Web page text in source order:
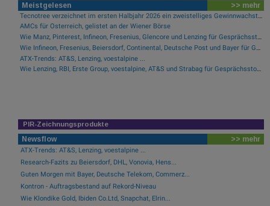
Meistgelesen >> mehr
Tecnotree verzeichnet im ersten Halbjahr 2026 ein zweistelliges Gewinnwachstum und eine beschleunigte Einführungsdynamik
AMCs für Österreich, gelistet an der Wiener Börse
Wie Manz, Pinterest, Infineon, Fresenius, Glencore und Lenzing für Gesprächsstoff sorgten
Wie Infineon, Fresenius, Beiersdorf, Continental, Deutsche Post und Bayer für Gesprächsstoff im DAX sorgten
ATX-Trends: AT&S, Lenzing, voestalpine ...
Wie Lenzing, RBI, Erste Group, voestalpine, AT&S und Strabag für Gesprächsstoff im ATX sorgten
PIR-Zeichnungsprodukte
Newsflow >> mehr
ATX-Trends: AT&S, Lenzing, voestalpine ...
Research-Fazits zu Beiersdorf, DHL, Vonovia, Hens...
Guten Morgen mit Bayer, Deutsche Telekom, Commerz...
Kontron - Auftragsbestand auf Rekord-Niveau
Wie Klondike Gold, Ibiden Co.Ltd, Snapchat, Elrin...